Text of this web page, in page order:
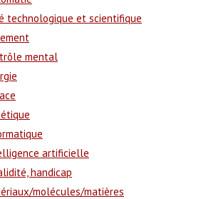
technologique et scientifique
mental
artificielle
handicap
molécules/matières